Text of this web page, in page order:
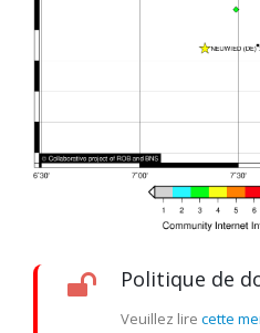
Politique de
Veuillez lire cette